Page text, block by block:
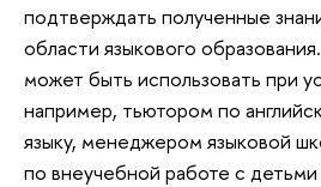
подтверждать полученные
области языкового
может быть использовать при
например, тьютором по
языку, менеджером языковой
по внеучебной работе с